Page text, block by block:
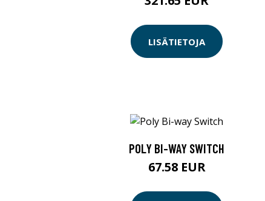
LISÄTIETOJA
POLY BI-WAY SWITCH
67.58 EUR